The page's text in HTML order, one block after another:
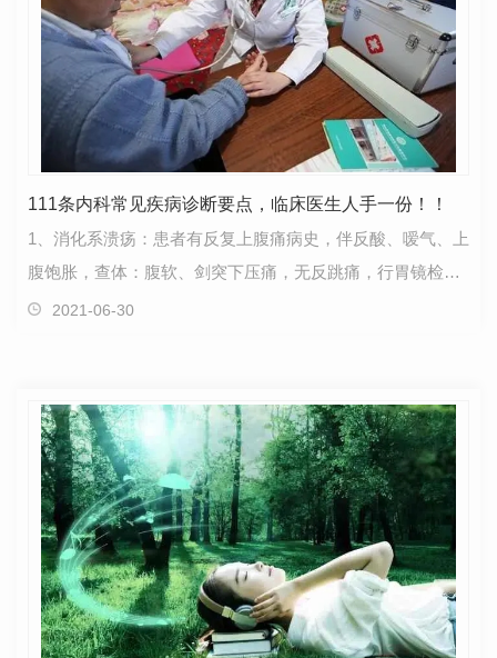
111条内科常见疾病诊断要点，临床医生人手一份！！
1、消化系溃疡：患者有反复上腹痛病史，伴反酸、嗳气、上
腹饱胀，查体：腹软、剑突下压痛，无反跳痛，行胃镜检查
可予以确证。2、急性肠梗阻：患者多有腹部手术病史…
2021-06-30